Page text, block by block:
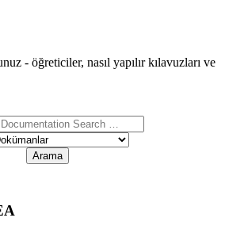
- öğreticiler, nasıl yapılır kılavuzları ve